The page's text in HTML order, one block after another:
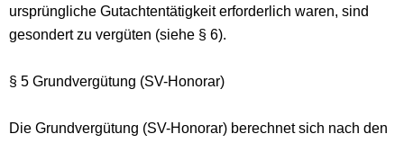
ursprüngliche Gutachtentätigkeit erforderlich waren, sind
gesondert zu vergüten (siehe § 6).
§ 5 Grundvergütung (SV-Honorar)
Die Grundvergütung (SV-Honorar) berechnet sich nach den